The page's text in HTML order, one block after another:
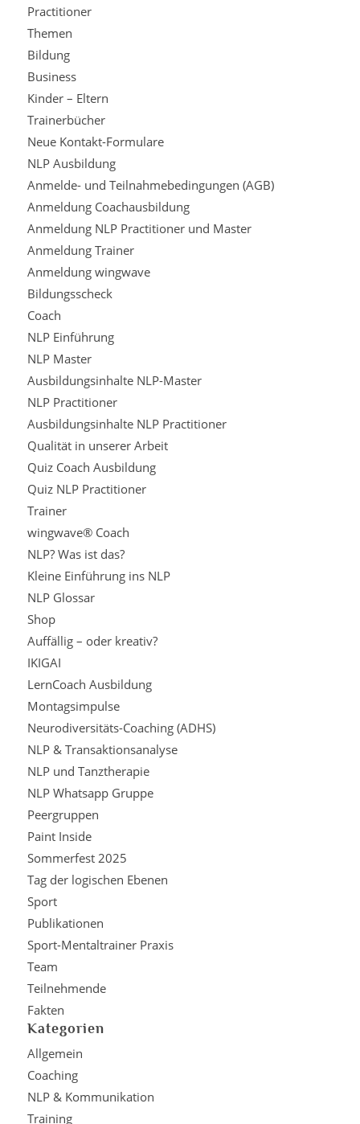
Practitioner
Themen
Bildung
Business
Kinder – Eltern
Trainerbücher
Neue Kontakt-Formulare
NLP Ausbildung
Anmelde- und Teilnahmebedingungen (AGB)
Anmeldung Coachausbildung
Anmeldung NLP Practitioner und Master
Anmeldung Trainer
Anmeldung wingwave
Bildungsscheck
Coach
NLP Einführung
NLP Master
Ausbildungsinhalte NLP-Master
NLP Practitioner
Ausbildungsinhalte NLP Practitioner
Qualität in unserer Arbeit
Quiz Coach Ausbildung
Quiz NLP Practitioner
Trainer
wingwave® Coach
NLP? Was ist das?
Kleine Einführung ins NLP
NLP Glossar
Shop
Auffällig – oder kreativ?
IKIGAI
LernCoach Ausbildung
Montagsimpulse
Neurodiversitäts-Coaching (ADHS)
NLP & Transaktionsanalyse
NLP und Tanztherapie
NLP Whatsapp Gruppe
Peergruppen
Paint Inside
Sommerfest 2025
Tag der logischen Ebenen
Sport
Publikationen
Sport-Mentaltrainer Praxis
Team
Teilnehmende
Fakten
Kategorien
Allgemein
Coaching
NLP & Kommunikation
Training